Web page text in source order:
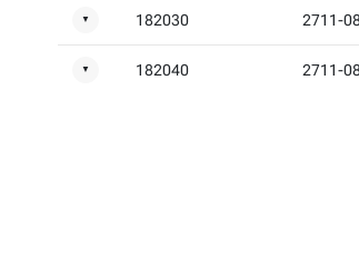
▼ 182030 2711-
▼ 182040 2711-